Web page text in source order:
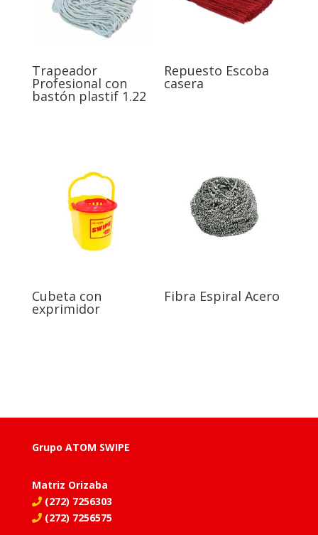
Trapeador
Profesional con
bastón plastif 1.22
Repuesto Escoba
casera
Cubeta con
exprimidor
Fibra Espiral Acero
Grupo ATOM SWIPE
Matriz Orizaba
(272) 7256303
(272) 7256575